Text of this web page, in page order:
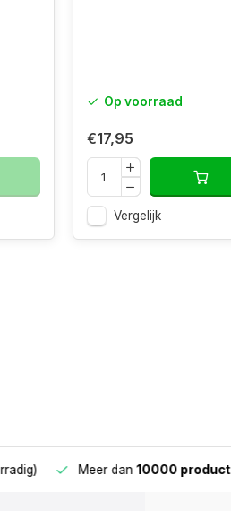
Op voorraad
€17,95
Vergelijk
Meer dan10000 producten